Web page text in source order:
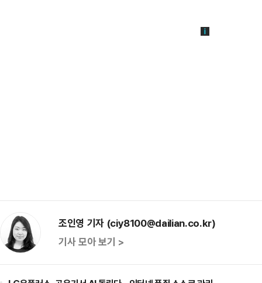
조인영 기자 (ciy8100@dailian.co.kr)
기사 모아 보기 >